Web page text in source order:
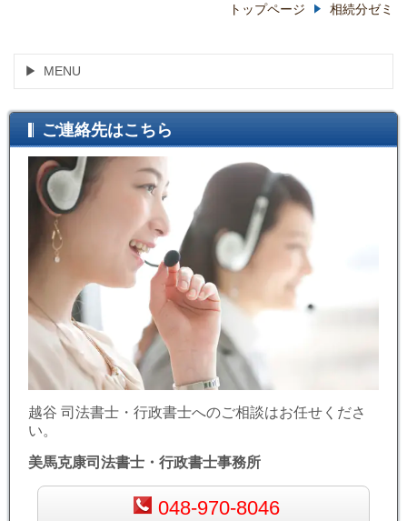
トップページ 相続分ゼミ
MENU
ご連絡先はこちら
越谷 司法書士・行政書士へのご相談はお任せくださ
い。
美馬克康司法書士・行政書士事務所
048-970-8046